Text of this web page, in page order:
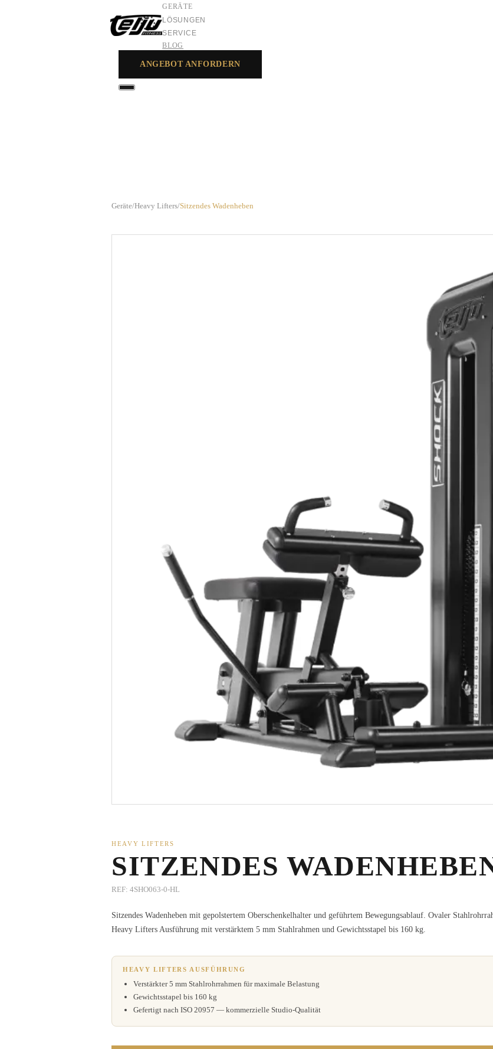
GERÄTE
LÖSUNGEN
SERVICE
BLOG
ANGEBOT ANFORDERN
Geräte/Heavy Lifters/Sitzendes Wadenheben
HEAVY LIFTERS
SITZENDES
REF:4SHO063-0-HL
Sitzendes Wadenheben mit gepolstertem Oberschenkelhalter und geführtem Bewegungsablauf. Ovaler
Heavy Lifters Ausführung mit verstärktem 5 mm Stahlrahmen und Gewichtsstapel bis 160 kg.
HEAVY LIFTERS AUSFÜHRUNG
Verstärkter 5 mm Stahlrohrrahmen für maximale Belastung
Gewichtsstapel bis 160 kg
Gefertigt nach ISO 20957 — kommerzielle Studio-Qualität